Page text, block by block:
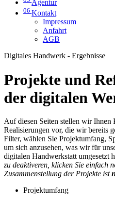
Agentur
06 Kontakt
Impressum
Anfahrt
AGB
Digitales Handwerk - Ergebnisse
Projekte und
der digitalen
Auf diesen Seiten stellen wir Ihnen
Realisierungen vor, die wir bereits
Filter, wählen Sie Projektumfang,
um sich anzusehen, was wir für
digitalen Handwerkstatt umgesetzt
zu deaktiveren, klicken Sie einfach
Zusammenstellung der Projekte ist
Projektumfang